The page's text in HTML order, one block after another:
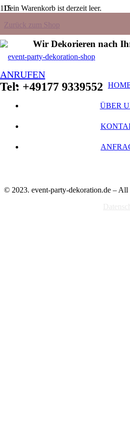
ANRUFEN
Tel: +49177 9339552
Dein Warenkorb ist derzeit leer.
Zurück zum Shop
Wir Dekorieren nach
ÜBER
© 2023. event-party-dekoration.de – All